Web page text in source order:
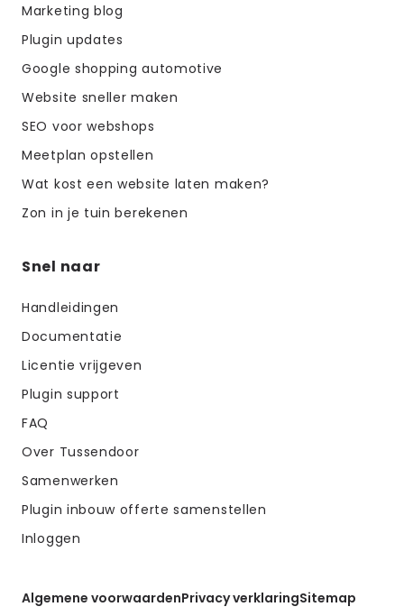
Marketing blog
Plugin updates
Google shopping automotive
Website sneller maken
SEO voor webshops
Meetplan opstellen
Wat kost een website laten maken?
Zon in je tuin berekenen
Snel naar
Handleidingen
Documentatie
Licentie vrijgeven
Plugin support
FAQ
Over Tussendoor
Samenwerken
Plugin inbouw offerte samenstellen
Inloggen
Algemene voorwaardenPrivacy verklaringSitemap